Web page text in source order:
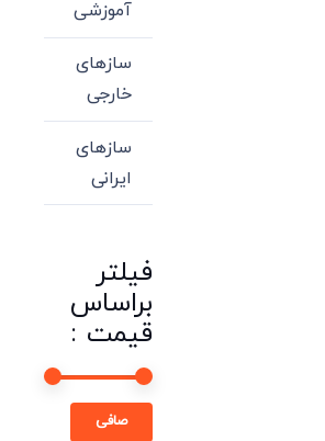
آموزشی
سازهای
خارجی
سازهای
ایرانی
فیلتر
براساس
قیمت :
صافی